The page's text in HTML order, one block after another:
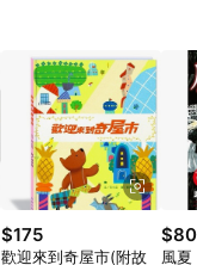
$175
歡迎來到奇屋市(附故
$80
風